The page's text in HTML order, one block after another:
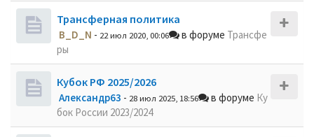
Трансферная политика
B_D_N - 22 июл 2020, 00:06 в форуме Трансфе
ры
Кубок РФ 2025/2026
Александр63 - 28 июл 2025, 18:56 в форуме Ку
бок России 2023/2024